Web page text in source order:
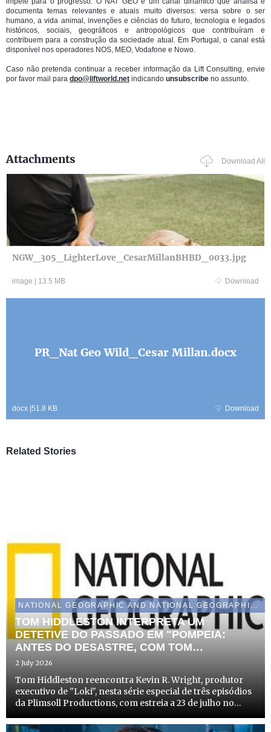
documenta temas relevantes e atuais muito diversos: versa sobre o ser
humano, a vida animal, invenções e ciências do futuro, tecnologia e legados
históricos, sociais, geográficos e antropológicos que contribuíram e
contribuem para a construção da sociedade atual. Em Portugal, o canal está
disponível nos operadores NOS, MEO, Vodafone e Nowo.
Caso não pretenda continuar a receber informação da Lift Consulting, envie
por favor mail para dpo@liftworld.net indicando unsubscribe no assunto.
Attachments Download All
NGW_305_LighterLove_CesarMillanBHBD_0033.jpg
image 13.5 MB Download
PR_Nat Geo Wild_Cesar Millan.docx
docx 51.8 KB Download
Related Stories
NATIONAL GEOGRAPHIC AND NATIONAL GEOGRAPHIC WILD
TOM HIDDLESTON INTERPRETA UM
DETETIVE DO PASSADO EM "POMPEIA:
ANTES DO DESASTRE, COM TOM
HIDDLESTON" A INOVADORA INVESTIGAÇÃO
ÚLTIMAS HORAS DA CIDADE
2 July 2026
Tom Hiddleston reencontra Kevin R. Wright, produtor
executivo de "Loki", nesta série especial de três episódios
da Plimsoll Productions, com estreia a 23 de julho no